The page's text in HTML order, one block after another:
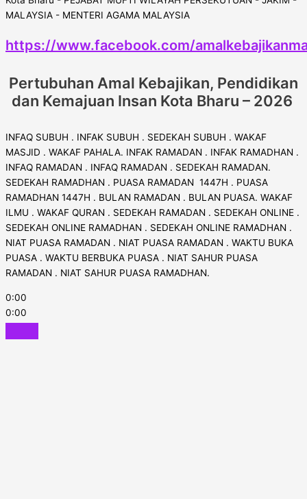
https://www.facebook.com/
Pertubuhan Amal Kebajikan, Pendidikan
dan Kemajuan Insan Kota Bharu – 2026
INFAQ SUBUH . INFAK SUBUH . SEDEKAH SUBUH . WAKAF
MASJID . WAKAF PAHALA. INFAK RAMADAN . INFAK RAMADHAN .
INFAQ RAMADAN . INFAQ RAMADAN . SEDEKAH RAMADAN.
SEDEKAH RAMADHAN . PUASA RAMADAN 1447H . PUASA
RAMADHAN 1447H . BULAN RAMADAN . BULAN PUASA. WAKAF
ILMU . WAKAF QURAN . SEDEKAH RAMADAN . SEDEKAH ONLINE .
SEDEKAH ONLINE RAMADHAN . SEDEKAH ONLINE RAMADHAN .
NIAT PUASA RAMADAN . NIAT PUASA RAMADAN . WAKTU BUKA
PUASA . WAKTU BERBUKA PUASA . NIAT SAHUR PUASA
RAMADAN . NIAT SAHUR PUASA RAMADHAN.
0:00
0:00